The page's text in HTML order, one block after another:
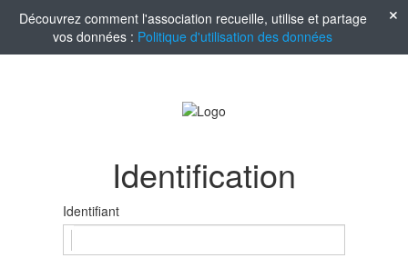
Découvrez comment l'association recueille, utilise et partage
vos données : Politique d'utilisation des données
Identification
Identifiant